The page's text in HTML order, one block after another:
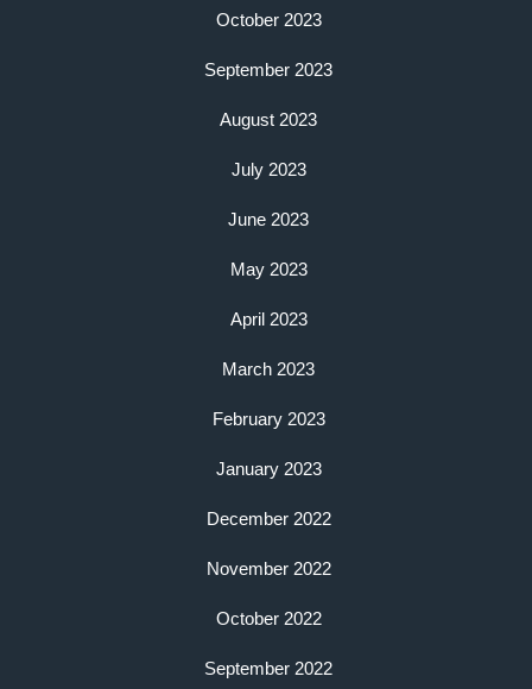
October 2023
September 2023
August 2023
July 2023
June 2023
May 2023
April 2023
March 2023
February 2023
January 2023
December 2022
November 2022
October 2022
September 2022